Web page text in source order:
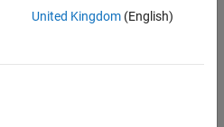
United Kingdom(English)